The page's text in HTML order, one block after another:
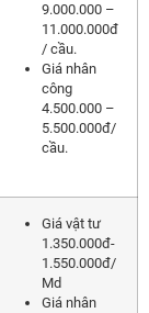
9.000.000 –
11.000.000đ
/ cầu.
Giá nhân
công
4.500.000 –
5.500.000đ/
cầu.
Giá vật tư
1.350.000đ-
1.550.000đ/
Md
Giá nhân